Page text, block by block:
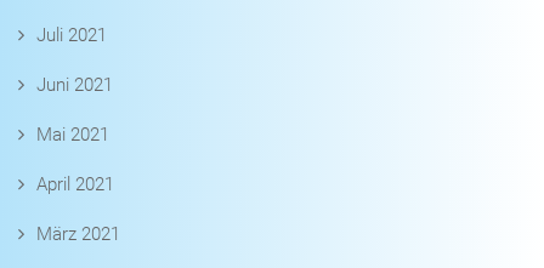
Juli 2021
Juni 2021
Mai 2021
April 2021
März 2021